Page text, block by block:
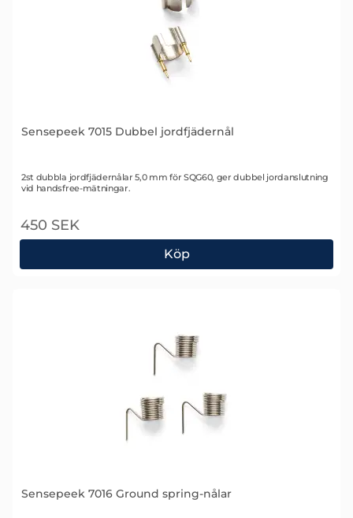
Sensepeek 7015 Dubbel jordfjädernål
Art. nr 2756
2st dubbla jordfjädernålar 5,0 mm för SQG60, ger dubbel jordanslutning
vid handsfree-mätningar.
450 SEK
Köp
Sensepeek 7015 Dubbel jordfjädernål
Sensepeek 7016 Ground spring-nålar